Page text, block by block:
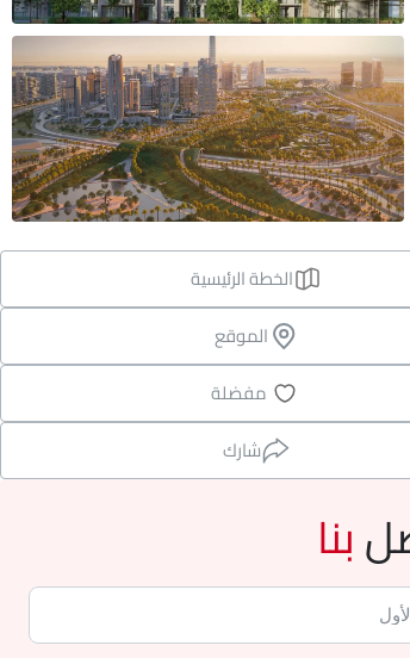
الخطة الرئيسية
الموقع
مفضلة
شارك
بنا